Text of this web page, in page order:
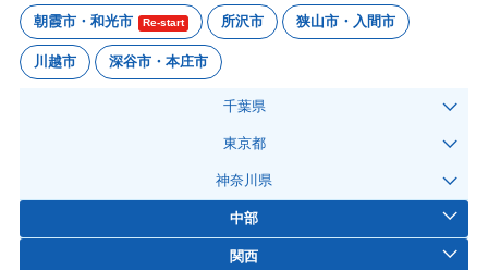
朝霞市・和光市 Re-start 所沢市 狭山市・入間市
川越市 深谷市・本庄市
千葉県
東京都
神奈川県
中部
関西